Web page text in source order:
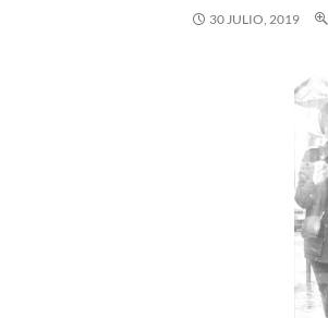
30 JULIO, 2019